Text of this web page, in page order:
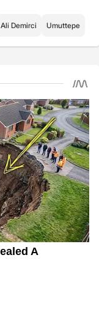
Ali Demirci Umuttepe